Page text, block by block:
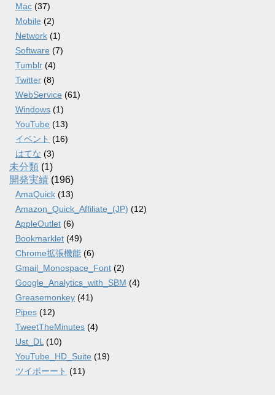
Mac (37)
Mobile (2)
Network (1)
Software (7)
Tumblr (4)
Twitter (8)
WebService (61)
Windows (1)
YouTube (13)
イベント (16)
はてな (3)
未分類 (1)
開発実績 (196)
AmaQuick (13)
Amazon_Quick_Affiliate_(JP) (12)
AppleOutlet (6)
Bookmarklet (49)
Chrome拡張機能 (6)
Gmail_Monospace_Font (2)
Google_Analytics_with_SBM (4)
Greasemonkey (41)
Pipes (12)
TweetTheMinutes (4)
Ust_DL (10)
YouTube_HD_Suite (19)
ツイポーート (11)